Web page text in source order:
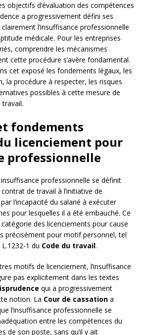
objectifs d’évaluation des compétences
a progressivement défini ses
l’insuffisance professionnelle
médicale. Pour les entreprises
comprendre les mécanismes
cette procédure s’avère fondamental.
cet exposé les fondements légaux, les
la procédure à respecter, les risques
possibles à cette mesure de
fondements
licenciement pour
professionnelle
professionnelle se définit
de travail à l’initiative de
l’incapacité du salarié à exécuter
pour lesquelles il a été embauché. Ce
des licenciements pour cause
précisément pour motif personnel, tel
L.1232-1 du Code du travail.
motifs de licenciement, l’insuffisance
pas explicitement dans les textes
qui a progressivement
notion. La Cour de cassation a
l’insuffisance professionnelle se
entre les compétences du
de son poste, sans qu’il y ait